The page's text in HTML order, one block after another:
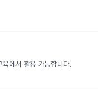
에서 활용 가능합니다.